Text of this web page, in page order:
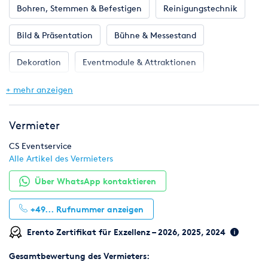
Bohren, Stemmen & Befestigen Reinigungstechnik
Bild & Präsentation Bühne & Messestand
Dekoration Eventmodule & Attraktionen
Gastronomie & Bar
Möbel Pflanzen
Ton & Beschallung Zelte & Zeltsysteme
+ mehr anzeigen
Vermieter
CS Eventservice
Alle Artikel des Vermieters
Über WhatsApp kontaktieren
+49... Rufnummer anzeigen
Erento Zertifikat für Exzellenz – 2026, 2025, 2024
Gesamtbewertung des Vermieters: